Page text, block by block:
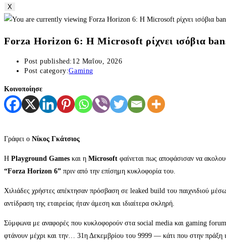
X
Forza Horizon 6: Η Microsoft ρίχνει ισόβια
Post published: 12 Μαΐου, 2026
Post category:Gaming
Κοινοποίησε
Γράφει ο Νίκος Γκάτσιος
Η Playground Games και η Microsoft φαίνεται πως αποφάσισαν να
“Forza Horizon 6” πριν από την επίσημη κυκλοφορία του.
Χιλιάδες χρήστες απέκτησαν πρόσβαση σε leaked build του παιχνιδιού
αντίδραση της εταιρείας ήταν άμεση και ιδιαίτερα σκληρή.
Σύμφωνα με αναφορές που κυκλοφορούν στα social media και gaming
φτάνουν μέχρι και την… 31η Δεκεμβρίου του 9999 — κάτι που στην πράξη